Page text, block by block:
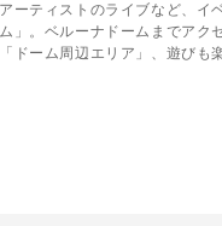
ーティストのライブなど、イ
」。ベルーナドームまでアク
ドーム周辺エリア」、遊びも